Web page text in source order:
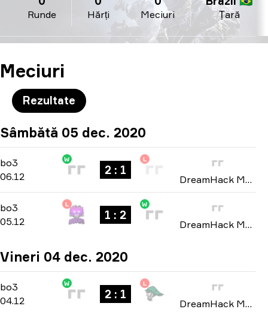
Runde Hărți Meciuri Țară
Meciuri
Rezultate
Sâmbătă 05 dec. 2020
bo3 -bo3
06.12
W
2 : 1
L
DreamHack Masters: North America Winter 2020
bo3 -bo3
05.12
L
1 : 2
W
DreamHack Masters: North America Winter 2020
Vineri 04 dec. 2020
bo3 -bo3
04.12
W
2 : 1
L
DreamHack Masters: North America Winter 2020